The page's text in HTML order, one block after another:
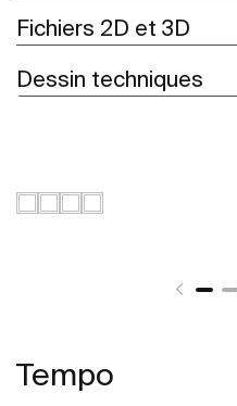
Fichiers 2D et 3D
Dessin techniques
Tempo